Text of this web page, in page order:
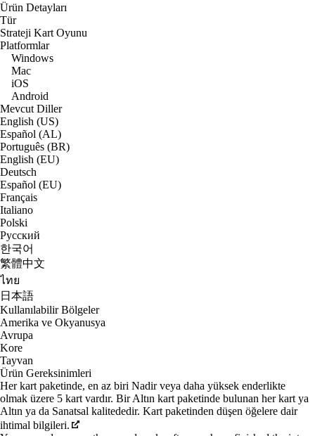
Ürün Detayları
Tür
Strateji Kart Oyunu
Platformlar
Windows
Mac
iOS
Android
Mevcut Diller
English (US)
Español (AL)
Português (BR)
English (EU)
Deutsch
Español (EU)
Français
Italiano
Polski
Русский
한국어
繁體中文
ไทย
日本語
Kullanılabilir Bölgeler
Amerika ve Okyanusya
Avrupa
Kore
Tayvan
Ürün Gereksinimleri
Her kart paketinde, en az biri Nadir veya daha yüksek enderlikte
olmak üzere 5 kart vardır. Bir Altın kart paketinde bulunan her kart ya
Altın ya da Sanatsal kalitededir. Kart paketinden düşen öğelere dair
ihtimal bilgileri.